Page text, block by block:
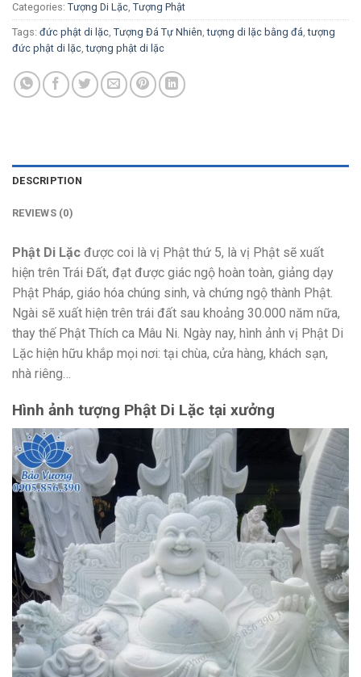
Categories: Tượng Di Lặc, Tượng Phật
Tags: đức phật di lặc, Tượng Đá Tự Nhiên,tượng di lặc bằng đá,tượng
đức phật di lặc,tượng phật di lặc
DESCRIPTION
REVIEWS (0)
Phật Di Lặc được coi là vị Phật thứ 5, là vị Phật sẽ xuất
hiện trên Trái Đất, đạt được giác ngộ hoàn toàn, giảng dạy
Phật Pháp, giáo hóa chúng sinh, và chứng ngộ thành Phật.
Ngài sẽ xuất hiện trên trái đất sau khoảng 30.000 năm nữa,
thay thế Phật Thích ca Mâu Ni. Ngày nay, hình ảnh vị Phật Di
Lặc hiện hữu khắp mọi nơi: tại chùa, cửa hàng, khách sạn,
nhà riêng…
Hình ảnh tượng Phật Di Lặc tại xưởng